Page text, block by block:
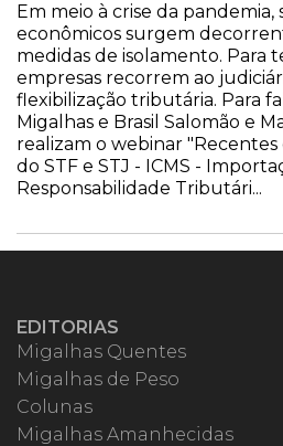
Em meio à crise da pandemia,
econômicos surgem
medidas de isolamento. Para
empresas recorrem ao
flexibilização tributária. Para
Migalhas e Brasil Salomão e
realizam o webinar
do STF e STJ - ICMS -
Responsabilidade Tributári...
EDITORIAS
Migalhas Quentes
Migalhas de Peso
Colunas
Migalhas Amanhecidas